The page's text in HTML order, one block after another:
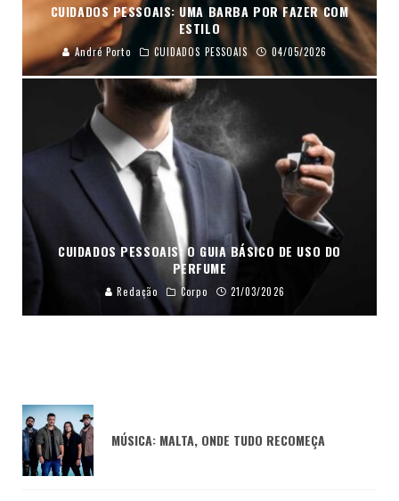
CUIDADOS PESSOAIS: UMA BARBA POR FAZER COM
ESTILO
André Porto CUIDADOS PESSOAIS 04/05/2026
CUIDADOS PESSOAIS: O GUIA BÁSICO DE USO DO
PERFUME
Redação Corpo 21/03/2026
MÚSICA: MALTA, ONDE TUDO RECOMEÇA